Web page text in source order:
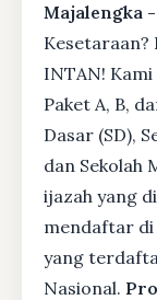
Majalengka -
Kesetaraan?
INTAN!
Paket A, B,
Dasar (SD),
dan Sekolah
ijazah yang
mendaftar di
yang
Nasional.